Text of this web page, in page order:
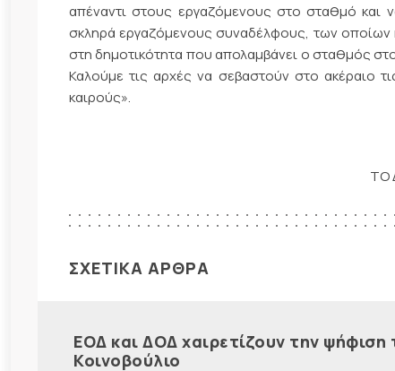
απέναντι στους εργαζόμενους στο σταθμό
σκληρά εργαζόμενους συναδέλφους, των οποίων
στη δημοτικότητα που απολαμβάνει ο σταθμός στο
Καλούμε τις αρχές να σεβαστούν στο ακέραιο
καιρούς».
ΤΟ
ΣΧΕΤΙΚΑ ΑΡΘΡΑ
ΕΟΔ και ΔΟΔ χαιρετίζουν την
Κοινοβούλιο